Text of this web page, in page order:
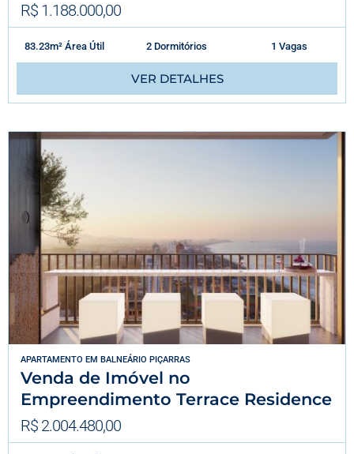
R$ 1.188.000,00
83.23m² Área Útil 2 Dormitórios 1 Vagas
VER DETALHES
APARTAMENTO EM BALNEÁRIO PIÇARRAS
Venda de Imóvel no
Empreendimento Terrace Residence
R$ 2.004.480,00